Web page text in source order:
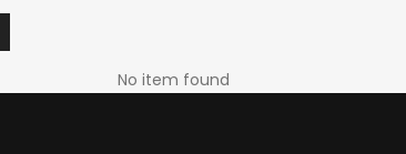
No item found